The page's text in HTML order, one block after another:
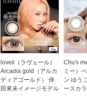
loveil（ラヴェール）
Arcadia gold（アルカ
ディアゴールド） 倖
田來未イメージモデル
Chu's
ミー）
ン ゆう
ースカ